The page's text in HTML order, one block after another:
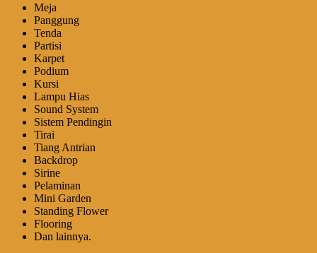
Meja
Panggung
Tenda
Partisi
Karpet
Podium
Kursi
Lampu Hias
Sound System
Sistem Pendingin
Tirai
Tiang Antrian
Backdrop
Sirine
Pelaminan
Mini Garden
Standing Flower
Flooring
Dan lainnya.